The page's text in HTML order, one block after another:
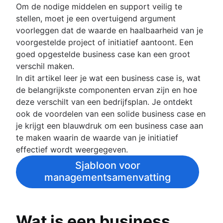
Doelen stellen
Overzicht
Een visie en missie creëren
Soorten doelen
Doelstellingstheorie
Voorbeelden van OKR
Voorbeelden van projectdoelstellingen
Kosten-batenanalyse
Bedrijfsmodelcanvas
Inzicht in perceptiediagrammen
Goal management software
Rollen en verantwoordelijkheden
Projectrollen
Projectmanager
Projectleider
Projectsponsor
Projecteigenaar
Projectteams
RACI-model
Teamcharter
Implementatieplan
Organigram
Projectplanning
Overzicht
Een projectplan ontwikkelen
Actieplan
Projectcoördinatie
Operationele planning
KPI's
Marketingplan
Projectportfoliobeheer
Haalbaarheidsonderzoek
Project calendar
Strategische planning
Overzicht
Voorbeelden
Jaarplanning
Kwartaalplanning
Organisatieplanning
Taken prioriteren
Ecosysteemtoewijzing
Uitlijning van de doelen
Evenementmarketing
Merklancering
Business objectives
Planningsframeworks
Kaders
SWOT-analyse
PESTLE-analyse
Visiebord
Root cause analysis
PDCA-cyclus
Eisenhower-matrix
BCG-matrix
Projectgovernance
Projectinschatting
Projectinschatting
Tijdlijn
Mijlpaaldiagram
Critical Path-methode
De invloed van vertragingstijd op
projectbeheer
Wat is een geïntegreerde masterplanning?
Beheer van resources
Overzicht
Overzicht
Capaciteitsplanning
Structuur voor de verdeling van resources
Planning van middelen
Volgen
Uitvoering van een project
Overzicht
Ga efficiënter en sneller te werk met
Projecttracering
Scope-creep
Meerdere projecten beheren
Visueel projectmanagement
Visueel projectmanagement
Online whiteboard
Projectontwerp
Resourceplanning
Iteratief proces
Procesdocumentatie
Automatiseringen
Tijdmanagement
Om de nodige middelen en support veilig te
stellen, moet je een overtuigend argument
voorleggen dat de waarde en haalbaarheid van je
voorgestelde project of initiatief aantoont. Een
goed opgestelde business case kan een groot
verschil maken.
In dit artikel leer je wat een business case is, wat
de belangrijkste componenten ervan zijn en hoe
deze verschilt van een bedrijfsplan. Je ontdekt
ook de voordelen van een solide business case en
je krijgt een blauwdruk om een business case aan
te maken waarin de waarde van je initiatief
effectief wordt weergegeven.
Sjabloon voor
managementsamenvatting